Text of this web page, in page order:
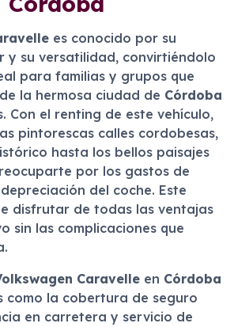
es conocido por su
y su versatilidad, convirtiéndolo
para familias y grupos que
la hermosa ciudad de Córdoba
Con el renting de este vehículo,
pintorescas calles cordobesas,
hasta los bellos paisajes
por los gastos de
del coche. Este
disfrutar de todas las ventajas
sin las complicaciones que
Caravelle en Córdoba
como la cobertura de seguro
en carretera y servicio de